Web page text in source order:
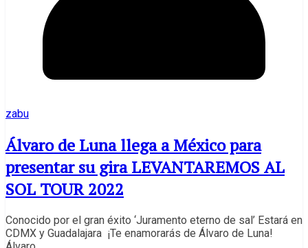
zabu
Álvaro de Luna llega a México para
presentar su gira LEVANTAREMOS AL
SOL TOUR 2022
Conocido por el gran éxito ‘Juramento eterno de sal’ Estará en
CDMX y Guadalajara ¡Te enamorarás de Álvaro de Luna!